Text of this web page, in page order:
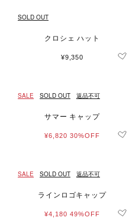
SOLD OUT
クロシェ ハット
¥9,350
SALE SOLD OUT 返品不可
サマー キャップ
¥6,820 30%OFF
SALE SOLD OUT 返品不可
ラインロゴキャップ
¥4,180 49%OFF